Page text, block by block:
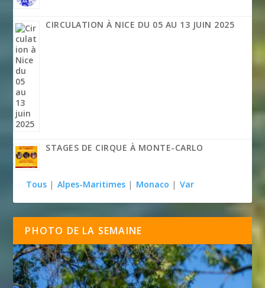
CIRCULATION À NICE DU 05 AU 13 JUIN 2025
STAGES DE CIRQUE À MONTE-CARLO
Tous | Alpes-Maritimes | Monaco | Var
PHOTO DE LA SEMAINE